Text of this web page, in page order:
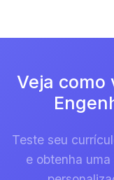
Veja como
Teste seu
e obtenha